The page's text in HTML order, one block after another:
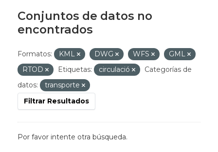
Conjuntos de datos no
encontrados
Formatos: KML DWG WFS
GML
RTOD
Etiquetas: circulació
Categorías de
datos:
transporte
Filtrar Resultados
Por favor intente otra búsqueda.